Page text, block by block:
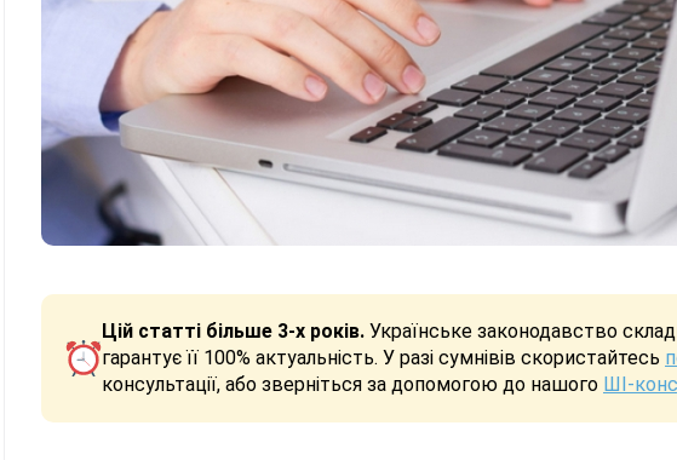
Цій статті більше 3-х років. Українське законодавство
гарантує її 100% актуальність. У разі сумнівів скористайтесь
консультації, або зверніться за допомогою до нашого ШІ-